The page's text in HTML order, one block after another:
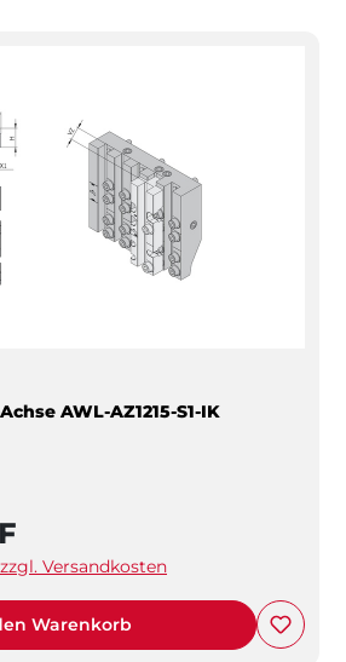
AWL-AZ1215-S1-IK
Versandkosten
Warenkorb